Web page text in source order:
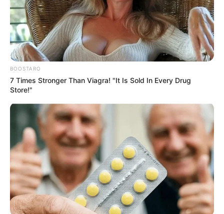
ΣΠΑΜΕ ΤΟ ΜΑΤΡΙΞ – ΤΟ ΒΙΒΛΙΟ
BOOSTARO
7 Times Stronger Than Viagra! "It Is Sold In Every Drug
Store!"